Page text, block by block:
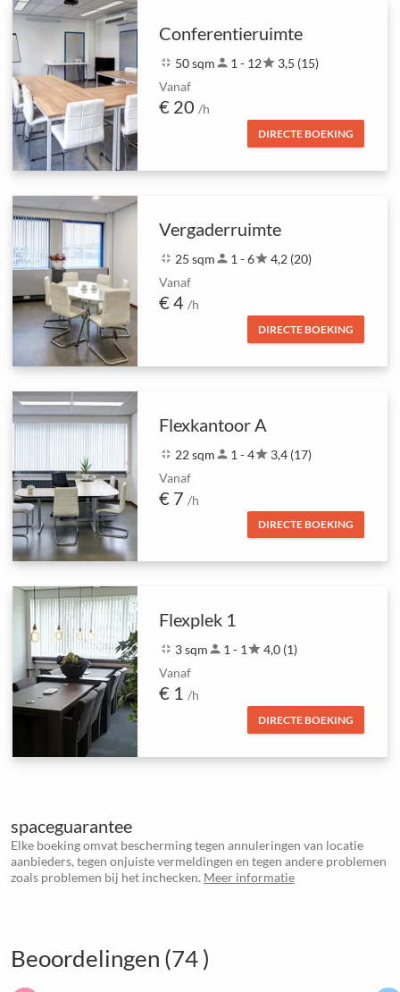
Conferentieruimte
fullscreen_exit 50 sqmperson 1 - 12star 3,5 (15)
Vanaf
€ 20 /h
DIRECTE BOEKING
Vergaderruimte
fullscreen_exit 25 sqmperson 1 - 6star4,2 (20)
Vanaf
€ 4 /h
DIRECTE BOEKING
Flexkantoor A
fullscreen_exit 22 sqmperson 1 - 4star 3,4 (17)
Vanaf
€ 7 /h
DIRECTE BOEKING
Flexplek 1
fullscreen_exit 3 sqmperson 1 - 1star4,0 (1)
Vanaf
€ 1 /h
DIRECTE BOEKING
spaceguarantee
Elke boeking omvat bescherming tegen annuleringen van locatie
aanbieders, tegen onjuiste vermeldingen en tegen andere problemen
zoals problemen bij het inchecken. Meer informatie
Beoordelingen (74 )